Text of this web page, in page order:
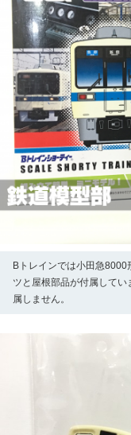
Bトレインでは小田急
ツと屋根部品が付属して
属しません。